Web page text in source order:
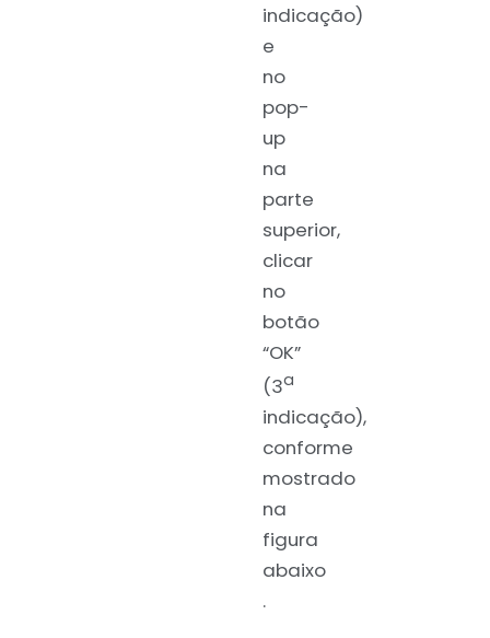
indicação)
e
no
pop-
up
na
parte
superior,
clicar
no
botão
“OK”
(3a
indicação),
conforme
mostrado
na
figura
abaixo
.